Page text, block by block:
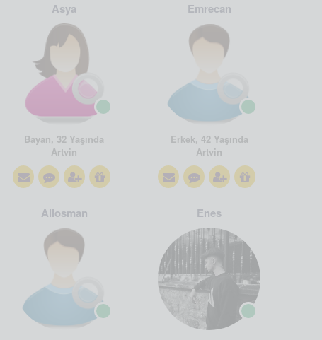
Asya
Bayan, 32 Yaşında
Artvin
Emrecan
Erkek, 42 Yaşında
Artvin
Aliosman Enes